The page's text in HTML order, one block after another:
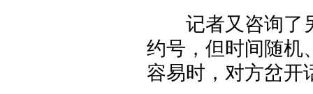
记者又咨询了另
约号，但时间随机
容易时，对方岔开